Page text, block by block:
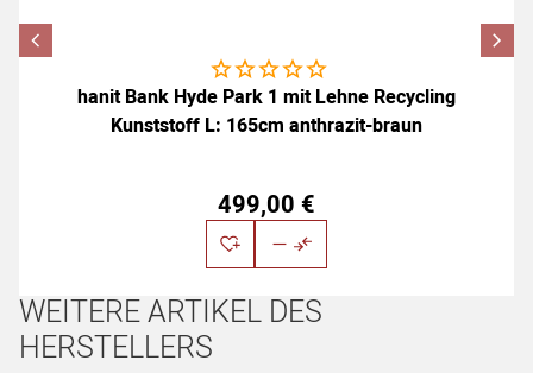
Noch keine Bewertungen abgegeben
hanit Bank Hyde Park 1 mit Lehne Recycling
Kunststoff L: 165cm anthrazit-braun
499,00 €
WEITERE ARTIKEL DES
HERSTELLERS
Artikel überspringen